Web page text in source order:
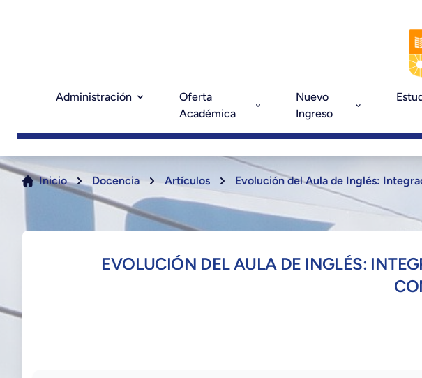
Administración
Oferta
Académica
Nuevo
Ingreso
Inicio Docencia Artículos Evolución del Aula de Inglés:
EVOLUCIÓN DEL AULA DE INGLÉS: